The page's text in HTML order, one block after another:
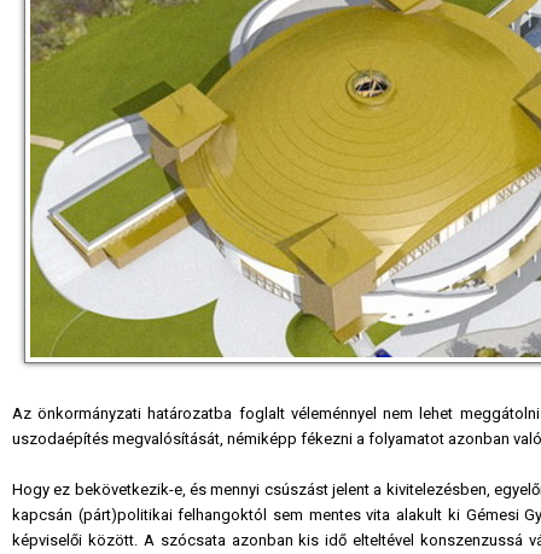
Az önkormányzati határozatba foglalt véleménnyel nem lehet
uszodaépítés megvalósítását, némiképp fékezni a folyamatot azonban
Hogy ez bekövetkezik-e, és mennyi csúszást jelent a kivitelezésben,
kapcsán (párt)politikai felhangoktól sem mentes vita alakult ki Gémesi
képviselői között. A szócsata azonban kis idő elteltével konszenzussá